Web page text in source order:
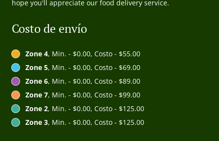
hope you'll appreciate our food delivery service.
Costo de envío
Zone 4, Min. - $0.00, Costo - $55.00
Zone 5, Min. - $0.00, Costo - $69.00
Zone 6, Min. - $0.00, Costo - $89.00
Zone 7, Min. - $0.00, Costo - $99.00
Zone 2, Min. - $0.00, Costo - $125.00
Zone 3, Min. - $0.00, Costo - $125.00